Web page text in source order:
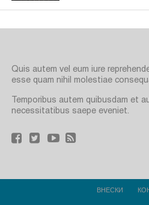
Quis autem vel eum iure
esse quam nihil molestiae
Temporibus autem quibusdam et
necessitatibus saepe eveniet.
ВНЕСКИ